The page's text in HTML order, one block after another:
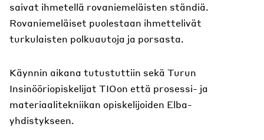
saivat ihmetellä rovaniemeläisten ständiä.
Rovaniemeläiset puolestaan ihmettelivät
turkulaisten polkuautoja ja porsasta.
Käynnin aikana tutustuttiin sekä Turun
Insinööriopiskelijat TIOon että prosessi- ja
materiaalitekniikan opiskelijoiden Elba-
yhdistykseen.